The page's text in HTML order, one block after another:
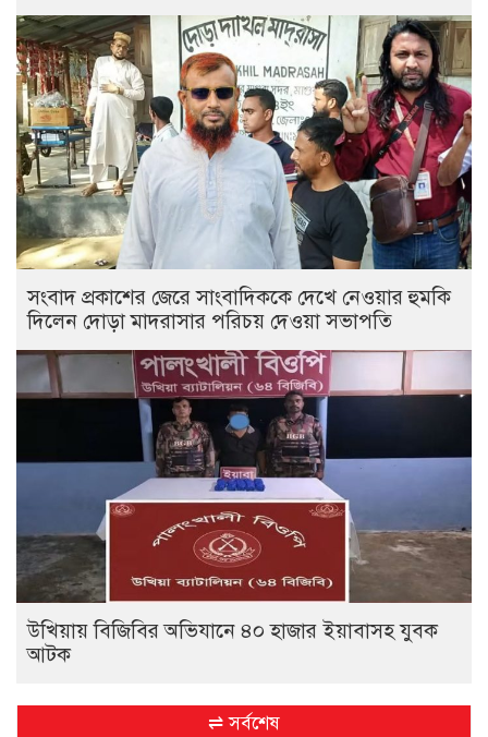
সংবাদ প্রকাশের জেরে সাংবাদিককে দেখে নেওয়ার হুমকি
দিলেন দোড়া মাদরাসার পরিচয় দেওয়া সভাপতি
উখিয়ায় বিজিবির অভিযানে ৪০ হাজার ইয়াবাসহ যুবক
আটক
⇌ সর্বশেষ